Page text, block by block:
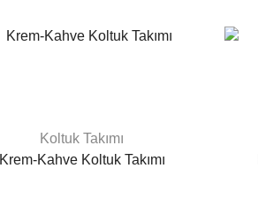
Koltuk Takımı
Krem-Kahve Koltuk Takımı